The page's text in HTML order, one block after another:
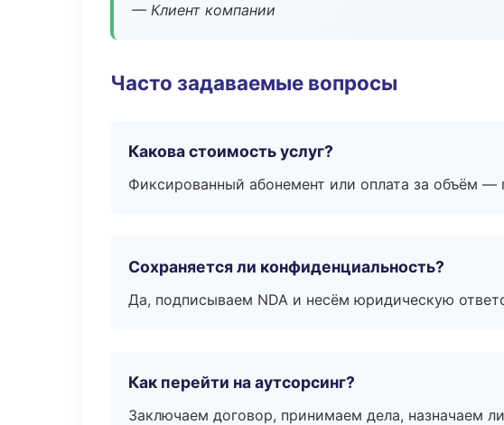
— Клиент компании
Часто задаваемые вопросы
Какова стоимость услуг?
Фиксированный абонемент или оплата за объём
Сохраняется ли конфиденциальность?
Да, подписываем NDA и несём юридическую
Как перейти на аутсорсинг?
Заключаем договор, принимаем дела, назначаем